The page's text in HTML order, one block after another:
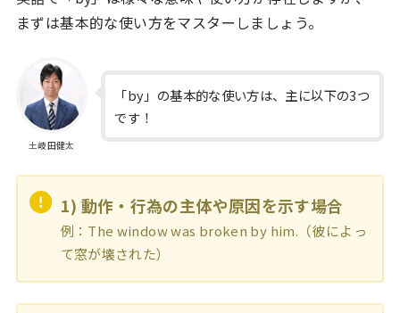
まずは基本的な使い方をマスターしましょう。
土岐田健太
「by」の基本的な使い方は、主に以下の3つ
です！
1) 動作・行為の主体や原因を示す場合
例：The window was broken by him.（彼によっ
て窓が壊された）